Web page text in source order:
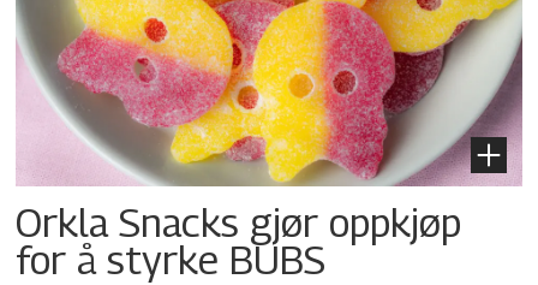
Orkla Snacks gjør oppkjøp
for å styrke BUBS